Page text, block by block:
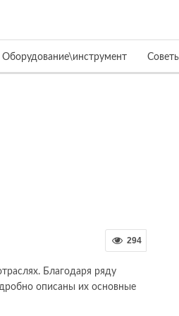
Оборудование\инструмент
294
Благодаря ряду
описаны их основные